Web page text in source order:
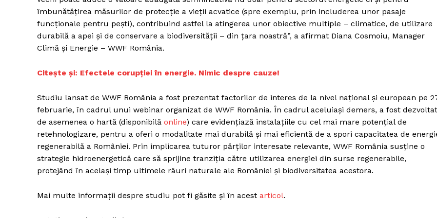
îmbunătățirea măsurilor de protecție a vieții acvatice (spre exemplu, prin includerea unor pasaje
funcționale pentru pești), contribuind astfel la atingerea unor obiective multiple – climatice, de utilizare
durabilă a apei și de conservare a biodiversității – din țara noastră”, a afirmat Diana Cosmoiu, Manager
Climă și Energie – WWF România.
Citește și: Efectele corupției în energie. Nimic despre cauze!
Studiu lansat de WWF România a fost prezentat factorilor de interes de la nivel național și european pe
februarie, în cadrul unui webinar organizat de WWF România. În cadrul aceluiași demers, a fost
de asemenea o hartă (disponibilă online) care evidențiază instalațiile cu cel mai mare potențial de
retehnologizare, pentru a oferi o modalitate mai durabilă și mai eficientă de a spori capacitatea de
regenerabilă a României. Prin implicarea tuturor părților interesate relevante, WWF România susține o
strategie hidroenergetică care să sprijine tranziția către utilizarea energiei din surse regenerabile,
protejând în același timp ultimele râuri naturale ale României și biodiversitatea acestora.
Mai multe informații despre studiu pot fi găsite și în acest articol.